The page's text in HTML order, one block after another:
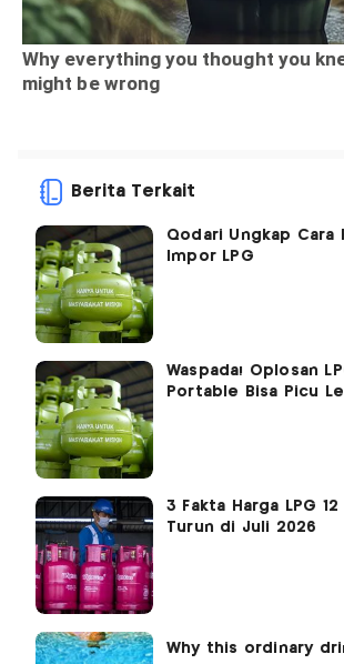
Berita Terkait
Qodari Ungkap Cara
Impor LPG
Waspada! Oplosan
Portable Bisa Picu
3 Fakta Harga LPG
Turun di Juli 2026